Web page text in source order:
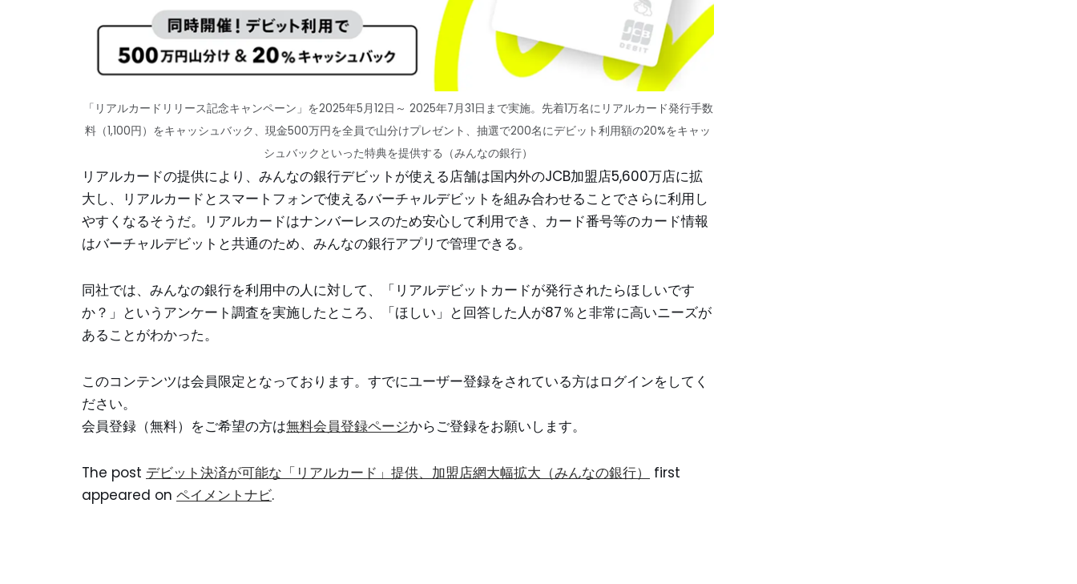
「リアルカードリリース記念キャンペーン」を2025年5月12日～ 2025年7月31日まで​実施。先着1万名にリアルカード発行手数
料（1,100円）をキャッシュバック、現金500万円を全員で山分けプレゼント、抽選で200名にデビット利用額の20%をキャッ
シュバックといった特典を提供する（みんなの銀行）
リアルカードの提供により、みんなの銀行デビットが使える店舗は国内外のJCB加盟店5,600万店に拡
大し、リアルカードとスマートフォンで使えるバーチャルデビットを組み合わせることでさらに利用し
やすくなるそうだ。リアルカードはナンバーレスのため安心して利用でき、カード番号等のカード情報
はバーチャルデビットと共通のため、みんなの銀行アプリで管理できる。
同社では、みんなの銀行を利用中の人に対して、「リアルデビットカードが発行されたらほしいです
か？」というアンケート調査を実施したところ、「ほしい」と回答した人が87％と非常に高いニーズが
あることがわかった。
このコンテンツは会員限定となっております。すでにユーザー登録をされている方はログインをしてく
ださい。
会員登録（無料）をご希望の方は無料会員登録ページからご登録をお願いします。
The post デビット決済が可能な「リアルカード」提供、加盟店網大幅拡大（みんなの銀行）
first
appeared on ペイメントナビ.